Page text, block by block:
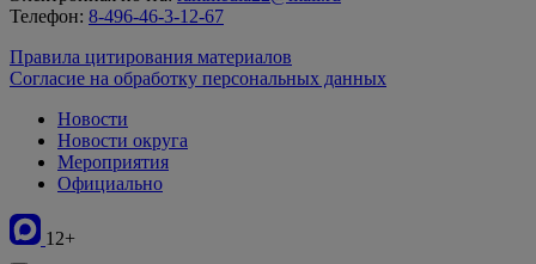
Телефон: 8-496-46-3-12-67
Правила цитирования материалов
Согласие на обработку персональных данных
Новости
Новости округа
Мероприятия
Официально
12+